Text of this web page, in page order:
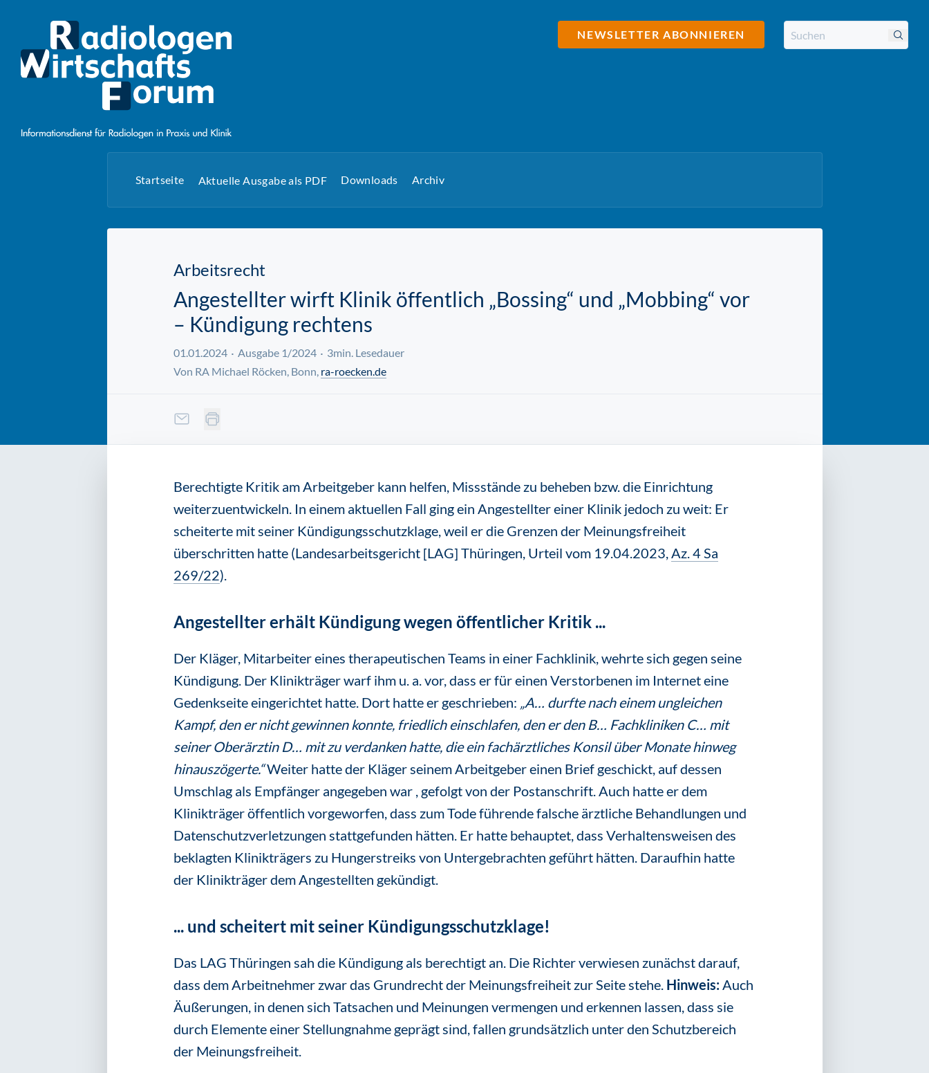
NEWSLETTER ABONNIEREN
Startseite Aktuelle Ausgabe als PDF Downloads Archiv
Arbeitsrecht
Angestellter wirft Klinik öffentlich „Bossing“ und „Mobbing“ vor
– Kündigung rechtens
01.01.2024 Ausgabe 1/2024
3min. Lesedauer
Von RA Michael Röcken, Bonn, ra-roecken.de
Berechtigte Kritik am Arbeitgeber kann helfen, Missstände zu beheben bzw. die Einrichtung
weiterzuentwickeln. In einem aktuellen Fall ging ein Angestellter einer Klinik jedoch zu weit: Er
scheiterte mit seiner Kündigungsschutzklage, weil er die Grenzen der Meinungsfreiheit
überschritten hatte (Landesarbeitsgericht [LAG] Thüringen, Urteil vom 19.04.2023,Az. 4 Sa
269/22).
Angestellter erhält Kündigung wegen öffentlicher Kritik ...
Der Kläger, Mitarbeiter eines therapeutischen Teams in einer Fachklinik, wehrte sich gegen seine
Kündigung. Der Klinikträger warf ihm u. a. vor, dass er für einen Verstorbenen im Internet eine
Gedenkseite eingerichtet hatte. Dort hatte er geschrieben: „A… durfte nach einem ungleichen
Kampf, den er nicht gewinnen konnte, friedlich einschlafen, den er den B… Fachkliniken C… mit
seiner Oberärztin D… mit zu verdanken hatte, die ein fachärztliches Konsil über Monate hinweg
hinauszögerte.“Weiter hatte der Kläger seinem Arbeitgeber einen Brief geschickt, auf dessen
Umschlag als Empfänger angegeben war , gefolgt von der Postanschrift. Auch hatte er dem
Klinikträger öffentlich vorgeworfen, dass zum Tode führende falsche ärztliche Behandlungen und
Datenschutzverletzungen stattgefunden hätten. Er hatte behauptet, dass Verhaltensweisen des
beklagten Klinikträgers zu Hungerstreiks von Untergebrachten geführt hätten. Daraufhin hatte
der Klinikträger dem Angestellten gekündigt.
... und scheitert mit seiner Kündigungsschutzklage!
Das LAG Thüringen sah die Kündigung als berechtigt an. Die Richter verwiesen zunächst darauf,
dass dem Arbeitnehmer zwar das Grundrecht der Meinungsfreiheit zur Seite stehe. Hinweis:Auch
Äußerungen, in denen sich Tatsachen und Meinungen vermengen und erkennen lassen, dass sie
durch Elemente einer Stellungnahme geprägt sind, fallen grundsätzlich unter den Schutzbereich
der Meinungsfreiheit.